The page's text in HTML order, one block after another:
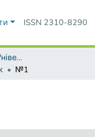
ISSN 2310-8290
Серіальні видання Університету
№1